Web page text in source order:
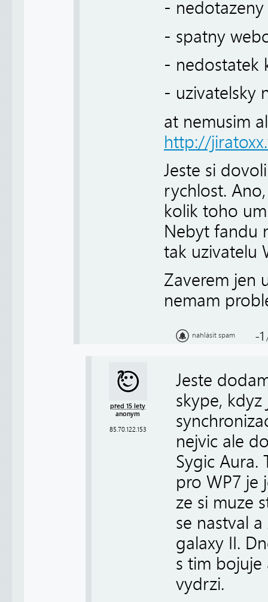
-
- spatny
- nedostatek
- uzivatelsky
at nemusim
http://
Jeste si
rychlost.
kolik toho
Nebyt fandu
tak uzivatelu
Zaverem jen
nemam
nahlásit spam -1
před 15 lety
anonym
85.70.122.153
Jeste
skype,
nejvic ale
Sygic Aura.
pro WP7 je
ze si muze
se nastval
galaxy II.
s tim bojuje
vydrzi.